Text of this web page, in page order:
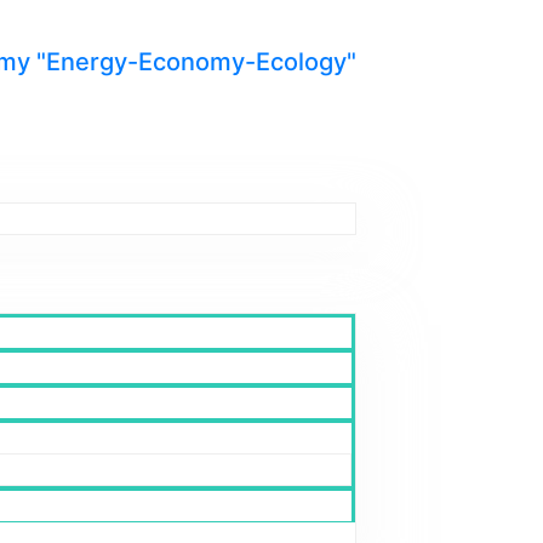
"Energy-Economy-Ecology"